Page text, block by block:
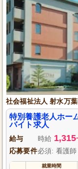
社会福祉法人 射水万
特別養護老人ホー
バイト求人
給与 時給 1,315
応募要件必須: 看護師
就業時間